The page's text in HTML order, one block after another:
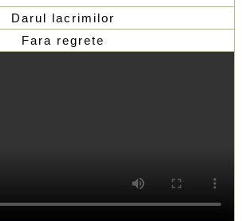
Darul lacrimilor
Fara regrete